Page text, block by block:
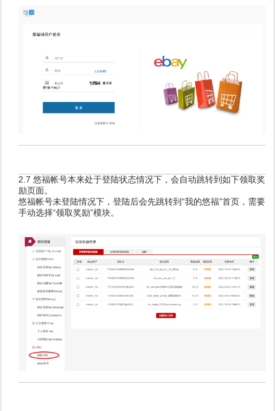
2.7 悠福帐号本来处于登陆状态情况下，会自动跳转到如下领取奖
励页面。
悠福帐号未登陆情况下，登陆后会先跳转到“我的悠福”首页，需要
手动选择“领取奖励”模块。